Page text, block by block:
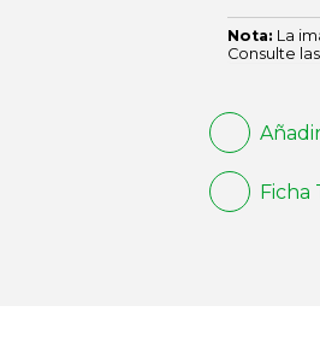
Nota: La
Consulte
Ficha